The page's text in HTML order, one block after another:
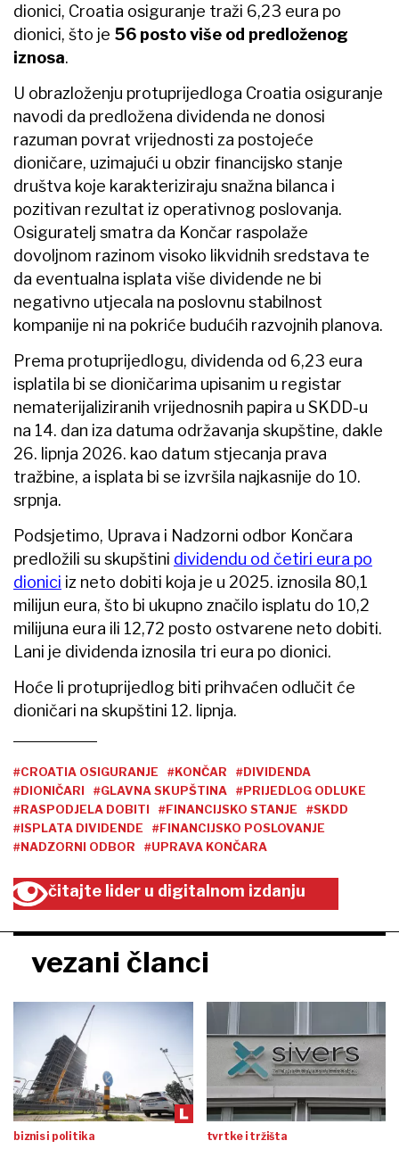
dionici, Croatia osiguranje traži 6,23 eura po
dionici, što je 56 posto više od predloženog
iznosa.
U obrazloženju protuprijedloga Croatia osiguranje
navodi da predložena dividenda ne donosi
razuman povrat vrijednosti za postojeće
dioničare, uzimajući u obzir financijsko stanje
društva koje karakteriziraju snažna bilanca i
pozitivan rezultat iz operativnog poslovanja.
Osiguratelj smatra da Končar raspolaže
dovoljnom razinom visoko likvidnih sredstava te
da eventualna isplata više dividende ne bi
negativno utjecala na poslovnu stabilnost
kompanije ni na pokriće budućih razvojnih planova.
Prema protuprijedlogu, dividenda od 6,23 eura
isplatila bi se dioničarima upisanim u registar
nematerijaliziranih vrijednosnih papira u SKDD-u
na 14. dan iza datuma održavanja skupštine, dakle
26. lipnja 2026. kao datum stjecanja prava
tražbine, a isplata bi se izvršila najkasnije do 10.
srpnja.
Podsjetimo, Uprava i Nadzorni odbor Končara
predložili su skupštini dividendu od četiri eura po
dionici iz neto dobiti koja je u 2025. iznosila 80,1
milijun eura, što bi ukupno značilo isplatu do 10,2
milijuna eura ili 12,72 posto ostvarene neto dobiti.
Lani je dividenda iznosila tri eura po dionici.
Hoće li protuprijedlog biti prihvaćen odlučit će
dioničari na skupštini 12. lipnja.
#CROATIA OSIGURANJE #KONČAR
#DIVIDENDA
#DIONIČARI
#GLAVNA SKUPŠTINA
#PRIJEDLOG ODLUKE
#RASPODJELA DOBITI
#FINANCIJSKO STANJE
#SKDD
#ISPLATA DIVIDENDE
#FINANCIJSKO POSLOVANJE
#NADZORNI ODBOR
#UPRAVA KONČARA
čitajte lider u digitalnom izdanju
vezani članci
biznis i politika tvrtke i tržišta